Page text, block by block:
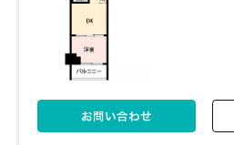
お問い合わせ